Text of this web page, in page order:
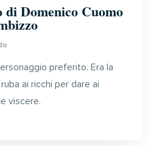
di Domenico Cuomo
preferito. Era la
ai ricchi per dare ai
viscere.